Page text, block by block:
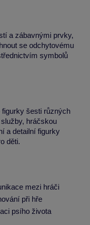
a zábavnými prvky,
se odchytovému
symbolů
figurky šesti různých
hráčskou
a detailní figurky
děti.
mezi hráči
při hře
psího života